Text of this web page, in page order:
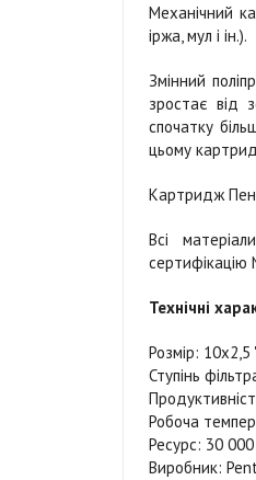
Механічний
іржа, мул і ін.).
Змінний
зростає від
спочатку
цьому
Картридж
Всі
сертифікацію
Технічні
Розмір: 10х2,5
Ступінь
Робоча
Ресурс: 30 000
Виробник: